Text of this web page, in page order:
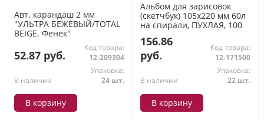
Авт. карандаш 2 мм
"УЛЬТРА БЕЖЕВЫЙ/TOTAL
BEIGE. Фенек"
цанговый+точилка 21-
0041/33 Bruno Visconti
52.87 руб.
Код товара:
12-209304
В наличии
Упаковка:
24 шт.
В корзину
Альбом для зарисовок
(скетчбук) 105х220 мм 60л
на спирали, ПУХЛАЯ, 100
Visconti
156.86
руб.
Код товара:
12-171500
В наличии
Упаковка:
22 шт.
В корзину